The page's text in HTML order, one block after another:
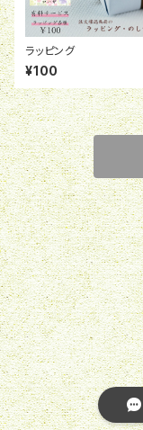
ラッピング
¥100